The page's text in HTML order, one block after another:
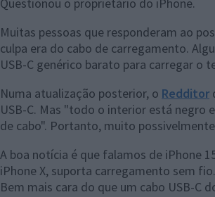
Muitas pessoas que responderam ao
culpa era do cabo de carregamento.
USB-C genérico barato para carregar o
Numa atualização posterior, o Redditor
USB-C. Mas "todo o interior está negro
de cabo". Portanto, muito
A boa notícia é que falamos de iPhone
iPhone X, suporta carregamento sem
Bem mais cara do que um cabo USB-C